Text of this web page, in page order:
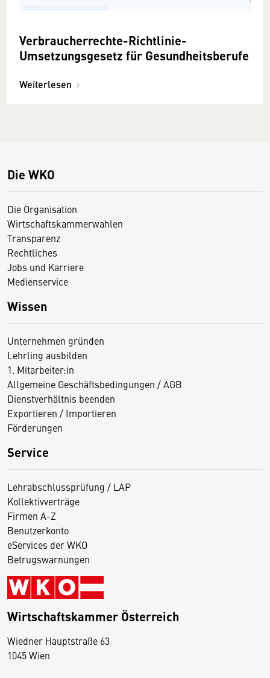
Verbraucherrechte-Richtlinie-
Umsetzungsgesetz für Gesundheitsberufe
Weiterlesen
Die WKO
Die Organisation
Wirtschaftskammerwahlen
Transparenz
Rechtliches
Jobs und Karriere
Medienservice
Wissen
Unternehmen gründen
Lehrling ausbilden
1. Mitarbeiter:in
Allgemeine Geschäftsbedingungen / AGB
Dienstverhältnis beenden
Exportieren / Importieren
Förderungen
Service
Lehrabschlussprüfung / LAP
Kollektivverträge
Firmen A-Z
Benutzerkonto
eServices der WKO
Betrugswarnungen
Wirtschaftskammer Österreich
Wiedner Hauptstraße 63
1045 Wien
D